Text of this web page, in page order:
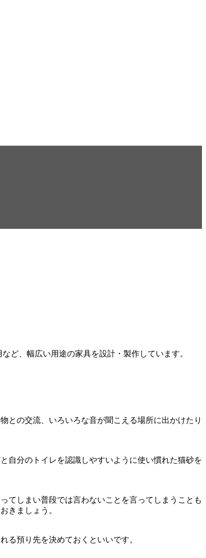
ど、幅広い用途の家具を設計・製作しています。
の交流、いろいろな音が聞こえる場所に出かけたり
自分のトイレを認識しやすいように使い慣れた猫砂を
てしまい普段では言わないことを言ってしまうことも
きましょう。
る預り先を決めておくといいです。